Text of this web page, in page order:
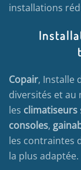
installations
Copair, Installe
diversités et au
les climatiseurs
consoles,
les contraintes
la plus adaptée.